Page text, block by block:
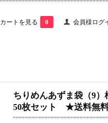
カートを見る 0 会員様ログ
ちりめんあずま袋（9）
50枚セット ★送料無